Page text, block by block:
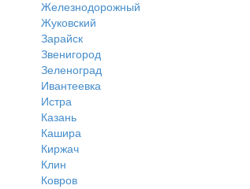
Железнодорожный
Жуковский
Зарайск
Звенигород
Зеленоград
Ивантеевка
Истра
Казань
Кашира
Киржач
Клин
Ковров